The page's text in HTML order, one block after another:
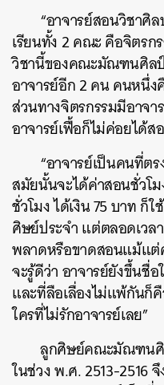
“อาจารย์สอนวิชาศิ
เรียนทั้ง 2 คณะ คือจิตร
วิชานี้ของคณะมัณฑนศิล
อาจารย์อีก 2 คน คนหนึ่ง
ส่วนทางจิตรกรรมมีอาจ
อาจารย์เฟื้อก็ไม่ค่อยได้ส
“อาจารย์เป็นคนที่ต
สมัยนั้นจะได้ค่าสอนชั่วโ
ชั่วโมง ได้เงิน 75 บาท ก็
ศิษย์ประจำ แต่ตลอดเวล
พลาดหรือขาดสอนแม้แต่
จะรู้ดีว่า อาจารย์ยังขึ้นชื่
และที่ลือเลื่องไม่แพ้กันก็
ใครที่ไม่รักอาจารย์เลย”
ลูกศิษย์คณะมัณฑนศิ
ในช่วง พ.ศ. 2513-2516